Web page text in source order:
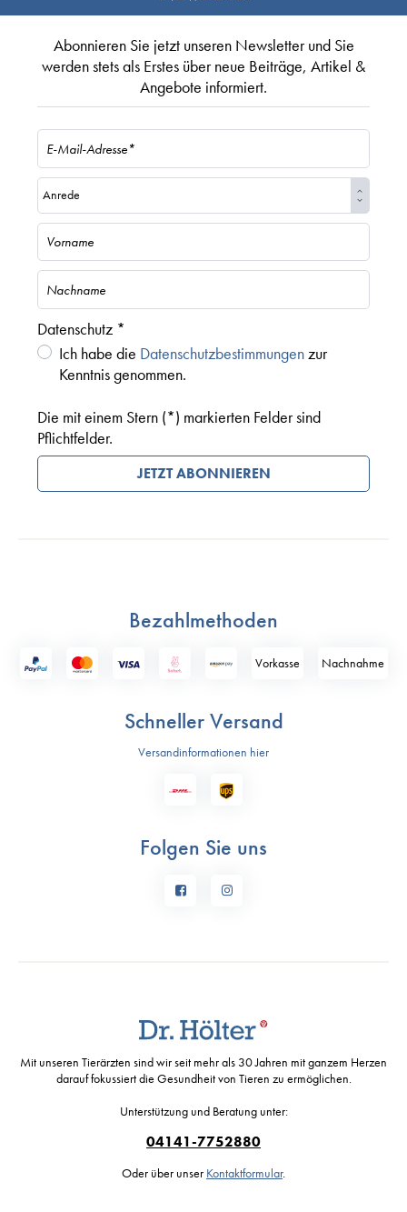
Abonnieren Sie jetzt unseren Newsletter und Sie
werden stets als Erstes über neue Beiträge, Artikel &
Angebote informiert.
Datenschutz *
Ich habe die Datenschutzbestimmungenzur
Kenntnis genommen.
Die mit einem Stern (*) markierten Felder sind
Pflichtfelder.
JETZT ABONNIEREN
Bezahlmethoden
Vorkasse Nach­nahme
Schneller Versand
Versandinformationen hier
Folgen Sie uns
Mit unseren Tierärzten sind wir seit mehr als 30 Jahren mit ganzem Herzen
darauf fokussiert die Gesundheit von Tieren zu ermöglichen.
Unterstützung und Beratung unter:
04141-7752880
Oder über unser Kontaktformular.